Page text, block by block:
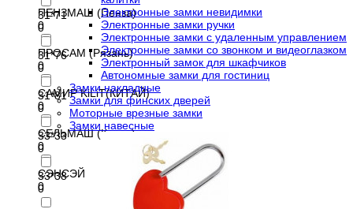
ПЕНЗМАШ (Пенза)
0
ПРОСАМ (Рязань)
0
САМИР KiLiT(КИТАЙ)
0
СЕЛЬМАШ (Киров)
0
СЭНСЭЙ
0
31*71
0
31*76
0
31*81
0
33*33
0
33*38
0
Электронные замки невидимки
Электронные замки ручки
Электронные замки с удаленным управлением
Электронные замки со звонком и видеоглазком
Электронный замок для шкафчиков
Автономные замки для гостиниц
Замки накладные
Замки для финских дверей
Моторные врезные замки
Замки навесные